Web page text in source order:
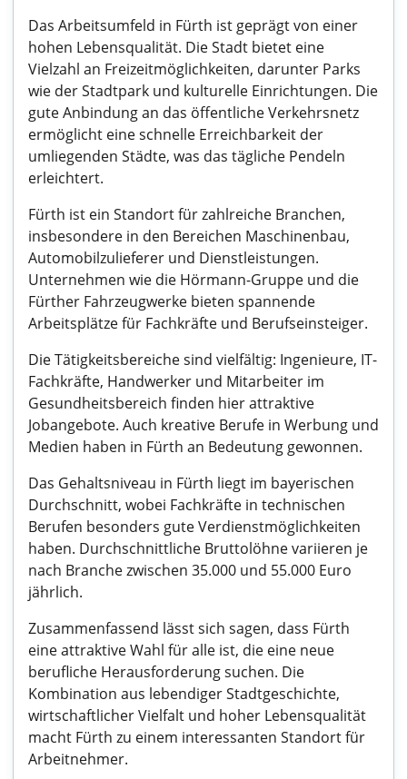
Das Arbeitsumfeld in Fürth ist geprägt von einer
hohen Lebensqualität. Die Stadt bietet eine
Vielzahl an Freizeitmöglichkeiten, darunter Parks
wie der Stadtpark und kulturelle Einrichtungen. Die
gute Anbindung an das öffentliche Verkehrsnetz
ermöglicht eine schnelle Erreichbarkeit der
umliegenden Städte, was das tägliche Pendeln
erleichtert.
Fürth ist ein Standort für zahlreiche Branchen,
insbesondere in den Bereichen Maschinenbau,
Automobilzulieferer und Dienstleistungen.
Unternehmen wie die Hörmann-Gruppe und die
Fürther Fahrzeugwerke bieten spannende
Arbeitsplätze für Fachkräfte und Berufseinsteiger.
Die Tätigkeitsbereiche sind vielfältig: Ingenieure, IT-
Fachkräfte, Handwerker und Mitarbeiter im
Gesundheitsbereich finden hier attraktive
Jobangebote. Auch kreative Berufe in Werbung und
Medien haben in Fürth an Bedeutung gewonnen.
Das Gehaltsniveau in Fürth liegt im bayerischen
Durchschnitt, wobei Fachkräfte in technischen
Berufen besonders gute Verdienstmöglichkeiten
haben. Durchschnittliche Bruttolöhne variieren je
nach Branche zwischen 35.000 und 55.000 Euro
jährlich.
Zusammenfassend lässt sich sagen, dass Fürth
eine attraktive Wahl für alle ist, die eine neue
berufliche Herausforderung suchen. Die
Kombination aus lebendiger Stadtgeschichte,
wirtschaftlicher Vielfalt und hoher Lebensqualität
macht Fürth zu einem interessanten Standort für
Arbeitnehmer.